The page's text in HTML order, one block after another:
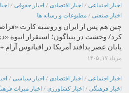
اخبار اجتماعی / اخبار اقتصادی / اخبار حقوقی /
اخبار صنعتی / مطبوعات و رسانه ها
چین هم پس از ایران و روسیه کارت
پایان عصر پدافند آمریکا در اقیانوس
مرداد ۱۷, ۱۴۰۵
اخبار اجتماعی / اخبار اقتصادی / اخبار سیاسی /
اخبار فرهنگی / اخبار کشاورزی / اخبار میراث